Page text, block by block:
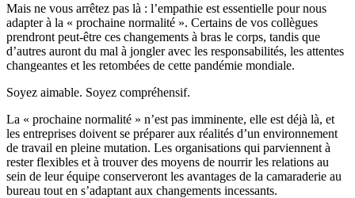
Mais ne vous arrêtez pas là : l’empathie est essentielle pour nous
adapter à la « prochaine normalité ». Certains de vos collègues
prendront peut-être ces changements à bras le corps, tandis que
d’autres auront du mal à jongler avec les responsabilités, les attentes
changeantes et les retombées de cette pandémie mondiale.
Soyez aimable. Soyez compréhensif.
La « prochaine normalité » n’est pas imminente, elle est déjà là, et
les entreprises doivent se préparer aux réalités d’un environnement
de travail en pleine mutation. Les organisations qui parviennent à
rester flexibles et à trouver des moyens de nourrir les relations au
sein de leur équipe conserveront les avantages de la camaraderie au
bureau tout en s’adaptant aux changements incessants.